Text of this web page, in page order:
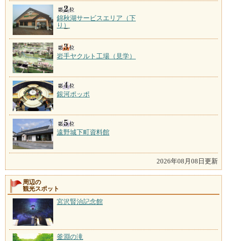
錦秋湖サービスエリア（下
り）
岩手ヤクルト工場（見学）
銀河ポッポ
遠野城下町資料館
2026年08月08日更新
周辺の
観光スポット
宮沢賢治記念館
釜淵の滝